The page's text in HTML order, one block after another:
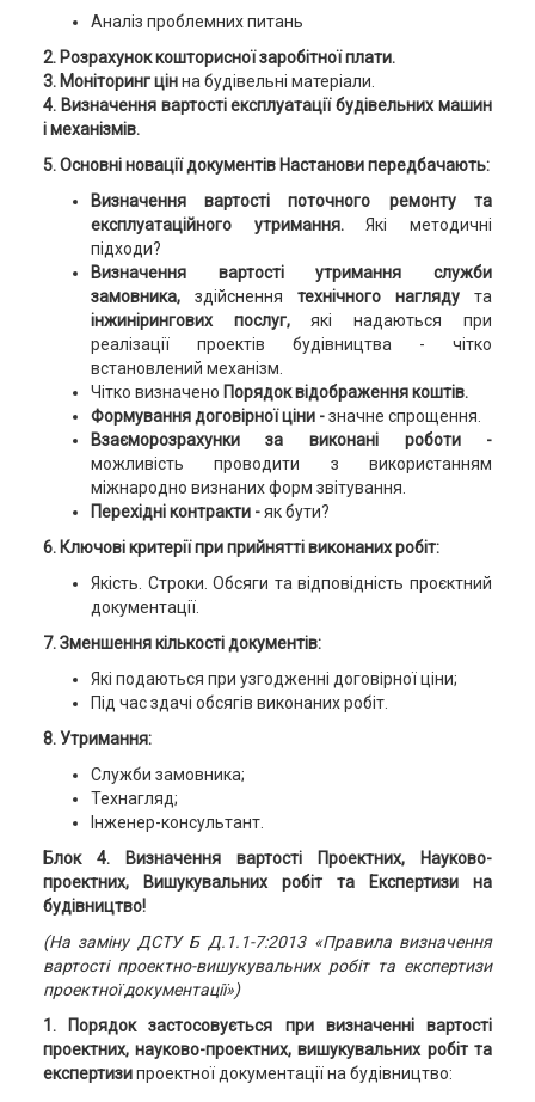
Аналіз проблемних питань
2. Розрахунок кошторисної заробітної плати.
3. Моніторинг цінна будівельні матеріали.
4. Визначення вартості експлуатації будівельних машин
і механізмів.
5. Основні новації документів Настанови передбачають:
Визначення вартості поточного ремонту та
експлуатаційного утримання.Які методичні
підходи?
Визначення вартості утримання служби
замовника, здійснення технічного наглядута
інжинірингових послуг,які надаються при
реалізації проектів будівництва - чітко
встановлений механізм.
Чітко визначено Порядок відображення коштів.
Формування договірної ціни -значне спрощення.
Взаєморозрахунки за виконані роботи -
можливість проводити з використанням
міжнародно визнаних форм звітування.
Перехідні контракти -як бути?
6. Ключові критерії при прийнятті виконаних робіт:
Якість. Строки. Обсяги та відповідність проєктний
документації.
7. Зменшення кількості документів:
Які подаються при узгодженні договірної ціни;
Під час здачі обсягів виконаних робіт.
8. Утримання:
Служби замовника;
Технагляд;
Інженер-консультант.
Блок 4.
Визначення вартості Проектних, Науково-
проектних, Вишукувальних робіт та Експертизи на
будівництво!
(На заміну ДСТУ Б Д.1.1-7:2013 «Правила визначення
вартості проектно-вишукувальних робіт та експертизи
проектної документації»)
1. Порядок застосовується при визначенні вартості
проектних, науково-проектних, вишукувальних робіт та
експертизипроектної документації на будівництво: